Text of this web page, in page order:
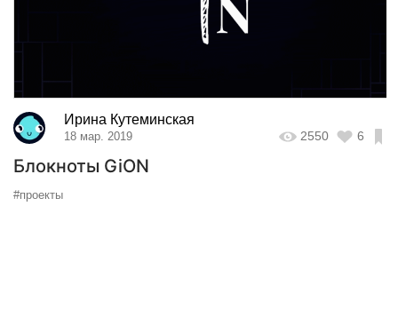
Ирина Кутеминская
18 мар. 2019 2550 6
Блокноты GiON
#проекты